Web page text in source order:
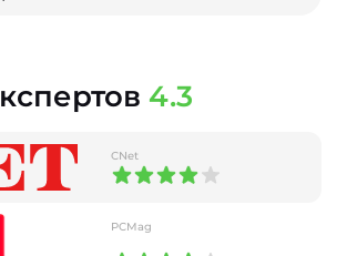
4.3
CNet
PCMag